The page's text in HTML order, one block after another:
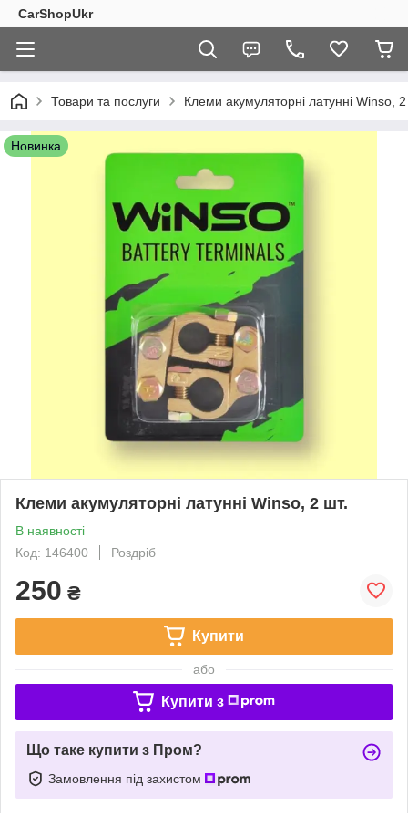
CarShopUkr
Товари та послуги Клеми акумуляторні латунні Winso,
Новинка
Клеми акумуляторні латунні Winso, 2 шт.
В наявності
Код: 146400
Роздріб
250 ₴
Купити
або
Купити з
Що таке купити з Пром?
Замовлення під захистом